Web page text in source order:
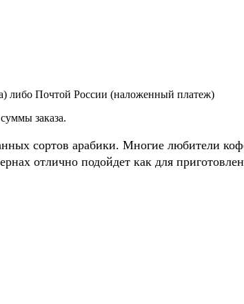
либо Почтой России (наложенный платеж)
заказа.
сортов арабики. Многие любители
отлично подойдет как для